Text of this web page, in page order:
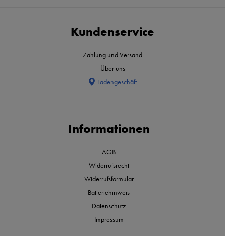
Kundenservice
Zahlung und Versand
Über uns
Ladengeschäft
Informationen
AGB
Widerrufsrecht
Widerrufsformular
Batteriehinweis
Datenschutz
Impressum